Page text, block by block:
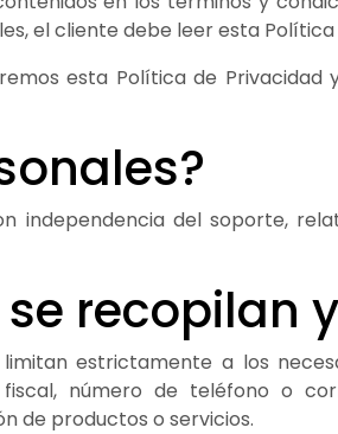
el cliente debe leer esta Política
esta Política de Privacidad
independencia del soporte,
recopilan
estrictamente a los
número de teléfono o
de productos o servicios.